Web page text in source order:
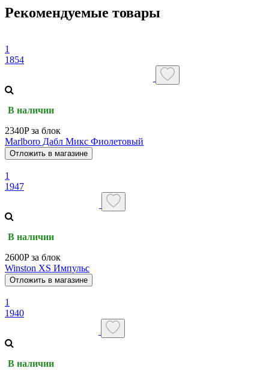
Рекомендуемые товары
1
1854
В наличии
2340P за блок
Marlboro Дабл Микс Фиолетовый
Отложить в магазине
1
1947
В наличии
2600P за блок
Winston XS Импульс
Отложить в магазине
1
1940
В наличии